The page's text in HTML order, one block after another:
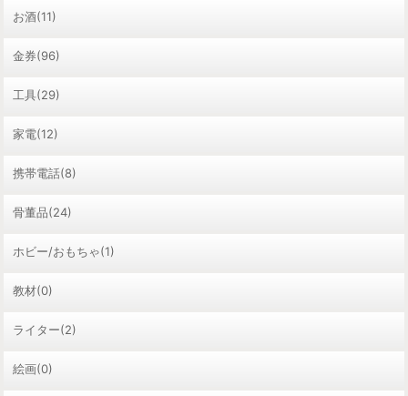
お酒(11)
金券(96)
工具(29)
家電(12)
携帯電話(8)
骨董品(24)
ホビー/おもちゃ(1)
教材(0)
ライター(2)
絵画(0)